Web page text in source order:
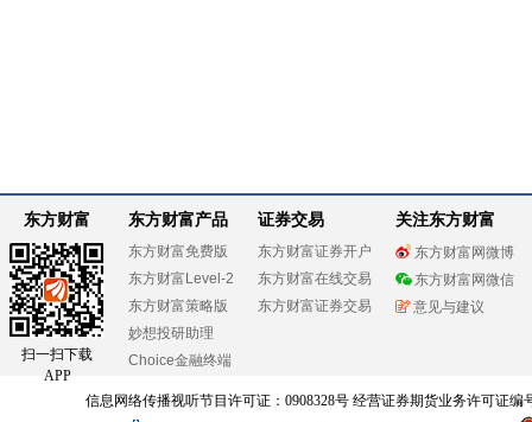
东方财富
扫一扫下载
APP
东方财富产品
东方财富免费版
东方财富Level-2
东方财富策略版
妙想投研助理
Choice金融终端
证券交易
东方财富证券开户
东方财富在线交易
东方财富证券交易
关注东方财富
东方财富网微博
东方财富网微信
意见与建议
信息网络传播视听节目许可证：0908328号 经营证券期货业务许可证编